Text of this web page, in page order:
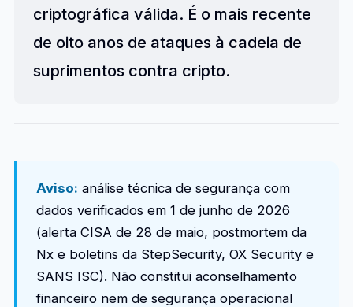
criptográfica válida. É o mais recente
de oito anos de ataques à cadeia de
suprimentos contra cripto.
Aviso: análise técnica de segurança com
dados verificados em 1 de junho de 2026
(alerta CISA de 28 de maio, postmortem da
Nx e boletins da StepSecurity, OX Security e
SANS ISC). Não constitui aconselhamento
financeiro nem de segurança operacional